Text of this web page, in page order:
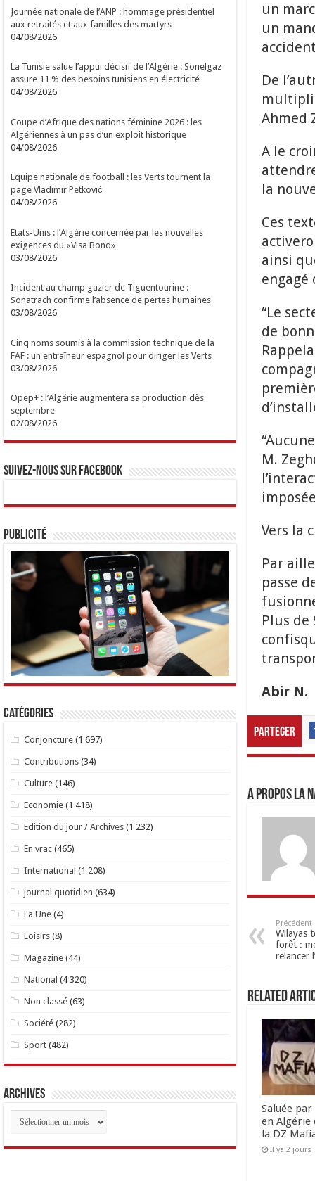
un
un
De
Ahmed
A le
la
Ces
ainsi
engagé
“Le
de
M.
Vers la
Par
passe
Plus de
Abir N.
Parteger
A propos LA
Précédent
Wilayas
forêt :
relancer
Related
Saluée
en Algérie
la DZ
Il ya 2 jours
Journée nationale de l’ANP : hommage présidentiel
aux retraités et aux familles des martyrs
04/08/2026
La Tunisie salue l’appui décisif de l’Algérie : Sonelgaz
assure 11 % des besoins tunisiens en électricité
04/08/2026
Coupe d’Afrique des nations féminine 2026 : les
Algériennes à un pas d’un exploit historique
04/08/2026
Equipe nationale de football : les Verts tournent la
page Vladimir Petković
04/08/2026
Etats-Unis : l’Algérie concernée par les nouvelles
exigences du «Visa Bond»
03/08/2026
Incident au champ gazier de Tiguentourine :
Sonatrach confirme l’absence de pertes humaines
03/08/2026
Cinq noms soumis à la commission technique de la
FAF : un entraîneur espagnol pour diriger les Verts
03/08/2026
Opep+ : l’Algérie augmentera sa production dès
septembre
02/08/2026
Suivez-nous sur Facebook
Publicité
Catégories
Conjoncture (1 697)
Contributions (34)
Culture (146)
Economie (1 418)
Edition du jour / Archives (1 232)
En vrac (465)
International (1 208)
journal quotidien (634)
La Une (4)
Loisirs (8)
Magazine (44)
National (4 320)
Non classé (63)
Société (282)
Sport (482)
Archives
Archives